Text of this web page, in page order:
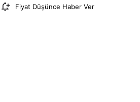
Fiyat Düşünce Haber Ver